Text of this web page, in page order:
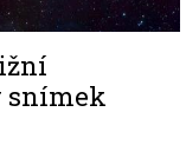
snímek